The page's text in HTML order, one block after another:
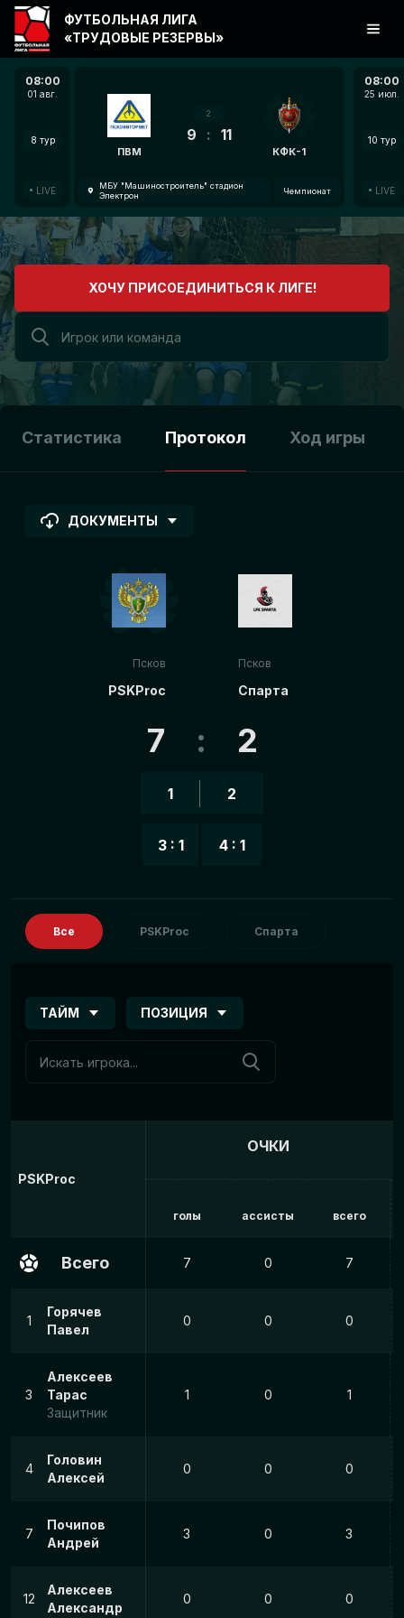
08:00
01 авг.
8 тур
LIVE
ПВМ
2
9 : 11
КФК-1
МБУ "Машиностроитель" стадион
Электрон
Чемпионат
08:00
25 июл.
10 тур
LIVE
ФУТБОЛЬНАЯ ЛИГА
«ТРУДОВЫЕ РЕЗЕРВЫ»
ХОЧУ ПРИСОЕДИНИТЬСЯ К ЛИГЕ!
Статистика Протокол Ход игры
ДОКУМЕНТЫ
Псков
PSKProc
7 : 2
1
3 : 1
2
4 : 1
Псков
Спарта
Все PSKProc Спарта
ТАЙМ ПОЗИЦИЯ
PSKProc
ОЧКИ
голы ассисты всего
Всего 7 0 7
1
Горячев
Павел
0 0 0
3
Алексеев
Тарас
Защитник
1 0 1
4
Головин
Алексей
0 0 0
7
Почипов
Андрей
3 0 3
12
Алексеев
Александр
0 0 0